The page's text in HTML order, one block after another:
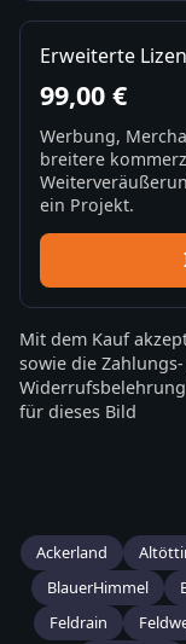
Erweiterte
99,00 €
Werbung,
breitere
ein Projekt.
Mit dem Kauf
sowie die
Widerrufsbelehrung
für dieses Bild
Ackerland
BlauerHimmel
Feldrain